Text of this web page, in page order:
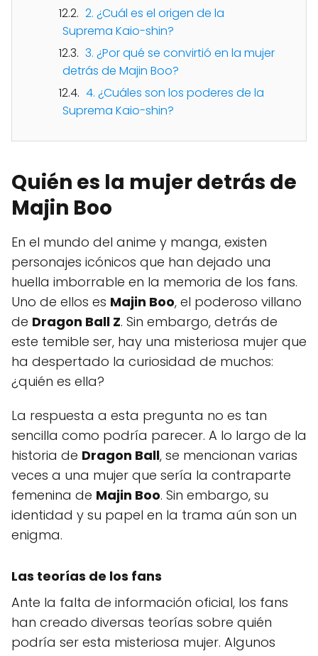
2. ¿Cuál es el origen de la
Suprema Kaio-shin?
3. ¿Por qué se convirtió en la mujer
detrás de Majin Boo?
4. ¿Cuáles son los poderes de la
Suprema Kaio-shin?
Quién es la mujer detrás de
Majin Boo
En el mundo del anime y manga, existen
personajes icónicos que han dejado una
huella imborrable en la memoria de los fans.
Uno de ellos es Majin Boo, el poderoso villano
de Dragon Ball Z. Sin embargo, detrás de
este temible ser, hay una misteriosa mujer que
ha despertado la curiosidad de muchos:
¿quién es ella?
La respuesta a esta pregunta no es tan
sencilla como podría parecer. A lo largo de la
historia de Dragon Ball, se mencionan varias
veces a una mujer que sería la contraparte
femenina de Majin Boo. Sin embargo, su
identidad y su papel en la trama aún son un
enigma.
Las teorías de los fans
Ante la falta de información oficial, los fans
han creado diversas teorías sobre quién
podría ser esta misteriosa mujer. Algunos